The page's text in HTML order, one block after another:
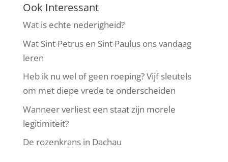
Ook Interessant
Wat is echte nederigheid?
Wat Sint Petrus en Sint Paulus ons vandaag
leren
Heb ik nu wel of geen roeping? Vijf sleutels
om met diepe vrede te onderscheiden
Wanneer verliest een staat zijn morele
legitimiteit?
De rozenkrans in Dachau